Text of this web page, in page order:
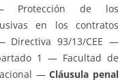
— Protección de los
en los contratos
Directiva 93/13/CEE —
1 — Facultad de
—Cláusula penal